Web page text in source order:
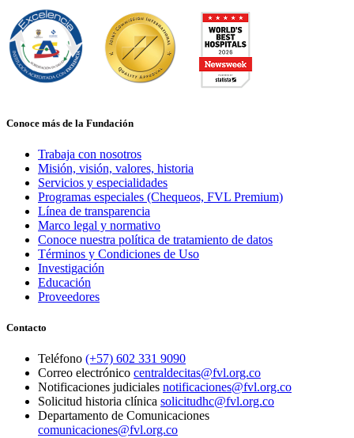
Conoce más de la Fundación
Trabaja con nosotros
Misión, visión, valores, historia
Servicios y especialidades
Programas especiales (Chequeos, FVL Premium)
Línea de transparencia
Marco legal y normativo
Conoce nuestra política de tratamiento de datos
Términos y Condiciones de Uso
Investigación
Educación
Proveedores
Contacto
Teléfono (+57) 602 331 9090
Correo electrónico centraldecitas@fvl.org.co
Notificaciones judiciales notificaciones@fvl.org.co
Solicitud historia clínica solicitudhc@fvl.org.co
Departamento de Comunicaciones
comunicaciones@fvl.org.co